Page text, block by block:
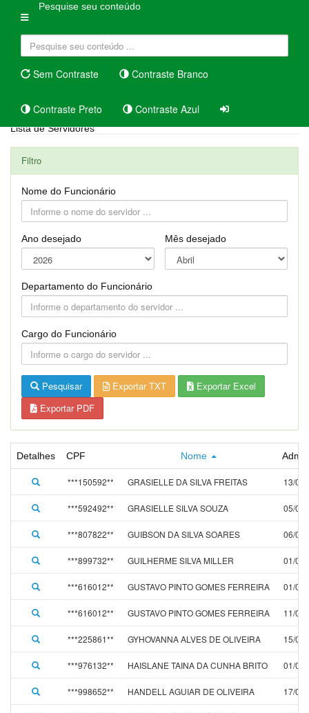
Pesquise seu conteúdo
Sem Contraste Contraste Branco
Contraste Preto Contraste Azul
Lista de Servidores
Filtro
Nome do Funcionário
Ano desejado Mês desejado
Departamento do Funcionário
Cargo do Funcionário
Pesquisar Exportar TXT
Exportar Excel
Exportar PDF
Detalhes CPF Nome
***150592** GRASIELLE DA SILVA FREITAS 13/
***592492** GRASIELLE SILVA SOUZA 05/
***807822** GUIBSON DA SILVA SOARES 06/
***899732** GUILHERME SILVA MILLER 01/
***616012** GUSTAVO PINTO GOMES FERREIRA 01/
***616012** GUSTAVO PINTO GOMES FERREIRA 11/
***225861** GYHOVANNA ALVES DE OLIVEIRA 15/
***976132** HAISLANE TAINA DA CUNHA BRITO 01/
***998652** HANDELL AGUIAR DE OLIVEIRA 17/